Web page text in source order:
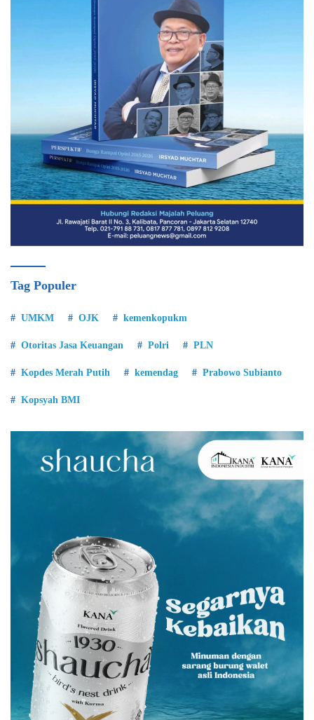
Tag Populer
UMKM OJK kemenkopukm
Otoritas Jasa Keuangan Polri PLN
Kopdes Merah Putih kemendag Prabowo Subianto
Kopsyah BMI